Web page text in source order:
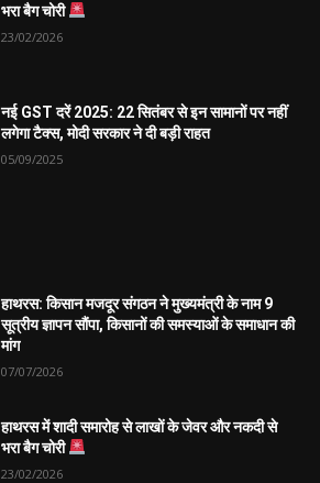
भरा बैग चोरी
23/02/2026
नई GST दरें 2025: 22 सितंबर से इन सामानों पर नहीं
लगेगा टैक्स, मोदी सरकार ने दी बड़ी राहत
05/09/2025
हाथरस: किसान मजदूर संगठन ने मुख्यमंत्री के नाम 9
सूत्रीय ज्ञापन सौंपा, किसानों की समस्याओं के समाधान की
मांग
07/07/2026
हाथरस में शादी समारोह से लाखों के जेवर और नकदी से
भरा बैग चोरी
23/02/2026